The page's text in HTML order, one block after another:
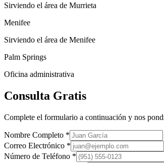
Sirviendo el área de Murrieta
Menifee
Sirviendo el área de Menifee
Palm Springs
Oficina administrativa
Consulta Gratis
Complete el formulario a continuación y nos
Nombre Completo *
Correo Electrónico *
Número de Teléfono *